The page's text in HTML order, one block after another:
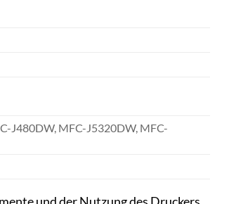
J480DW, MFC-J5320DW, MFC-